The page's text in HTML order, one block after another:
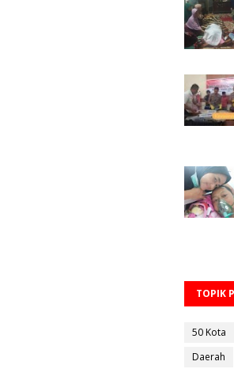
TOPIK
50 Kota
Daerah